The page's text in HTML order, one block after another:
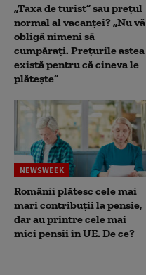
„Taxa de turist” sau prețul
normal al vacanței? „Nu vă
obligă nimeni să
cumpărați. Prețurile astea
există pentru că cineva le
plătește”
NEWSWEEK
Românii plătesc cele mai
mari contribuții la pensie,
dar au printre cele mai
mici pensii în UE. De ce?